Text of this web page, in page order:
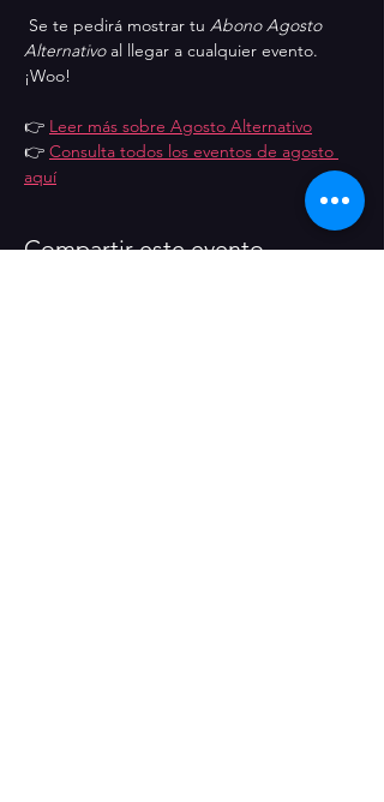
Se te pedirá mostrar tu Abono Agosto
Alternativo al llegar a cualquier evento.
¡Woo!
👉 Leer más sobre Agosto Alternativo
👉 Consulta todos los eventos de agosto
aquí
Compartir este evento